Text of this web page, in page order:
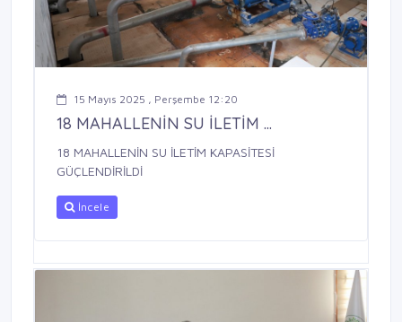
15 Mayıs 2025 , Perşembe 12:20
18 MAHALLENİN SU İLETİM ...
18 MAHALLENİN SU İLETİM KAPASİTESİ
GÜÇLENDİRİLDİ
İncele